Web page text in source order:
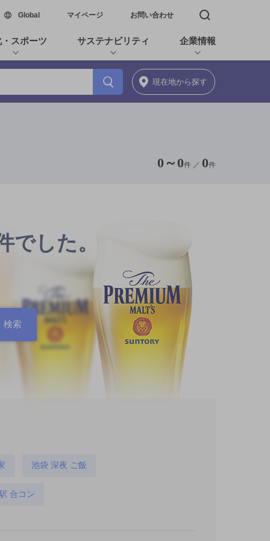
Global新しいウィンドウで開く
マイページ お問い合わせ 検索窓を開く
スポーツ サステナビリティ 企業情報
現在地から探す
0 ～ 0件 ／ 0件
でした。
池袋 深夜 ご飯
合コン